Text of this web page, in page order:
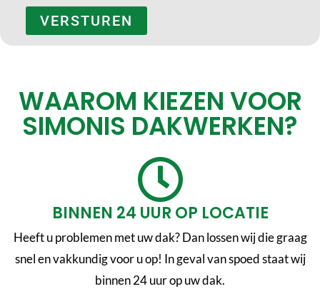
VERSTUREN
WAAROM KIEZEN VOOR
SIMONIS DAKWERKEN?
BINNEN 24 UUR OP LOCATIE
Heeft u problemen met uw dak? Dan lossen wij die graag
snel en vakkundig voor u op! In geval van spoed staat wij
binnen 24 uur op uw dak.